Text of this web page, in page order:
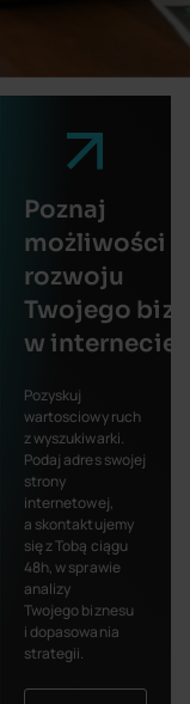
Poznaj
możliwości
rozwoju
Twojego
w internecie
Pozyskuj
wartosciowy ruch
z wyszukiwarki.
Podaj adres swojej
strony
internetowej,
a skontaktujemy
się z Tobą ciągu
48h, w sprawie
analizy
Twojego biznesu
i dopasowania
strategii.